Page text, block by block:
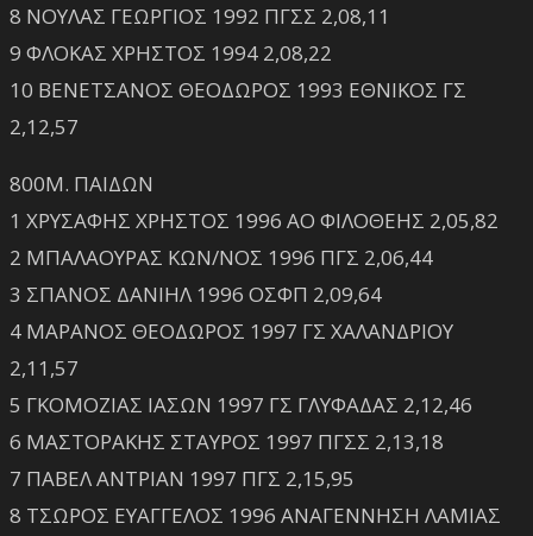
8 ΝΟΥΛΑΣ ΓΕΩΡΓΙΟΣ 1992 ΠΓΣΣ 2,08,11
9 ΦΛΟΚΑΣ ΧΡΗΣΤΟΣ 1994 2,08,22
10 ΒΕΝΕΤΣΑΝΟΣ ΘΕΟΔΩΡΟΣ 1993 ΕΘΝΙΚΟΣ ΓΣ
2,12,57
800Μ. ΠΑΙΔΩΝ
1 ΧΡΥΣΑΦΗΣ ΧΡΗΣΤΟΣ 1996 ΑΟ ΦΙΛΟΘΕΗΣ 2,05,82
2 ΜΠΑΛΑΟΥΡΑΣ ΚΩΝ/ΝΟΣ 1996 ΠΓΣ 2,06,44
3 ΣΠΑΝΟΣ ΔΑΝΙΗΛ 1996 ΟΣΦΠ 2,09,64
4 ΜΑΡΑΝΟΣ ΘΕΟΔΩΡΟΣ 1997 ΓΣ ΧΑΛΑΝΔΡΙΟΥ
2,11,57
5 ΓΚΟΜΟΖΙΑΣ ΙΑΣΩΝ 1997 ΓΣ ΓΛΥΦΑΔΑΣ 2,12,46
6 ΜΑΣΤΟΡΑΚΗΣ ΣΤΑΥΡΟΣ 1997 ΠΓΣΣ 2,13,18
7 ΠΑΒΕΛ ΑΝΤΡΙΑΝ 1997 ΠΓΣ 2,15,95
8 ΤΣΩΡΟΣ ΕΥΑΓΓΕΛΟΣ 1996 ΑΝΑΓΕΝΝΗΣΗ ΛΑΜΙΑΣ